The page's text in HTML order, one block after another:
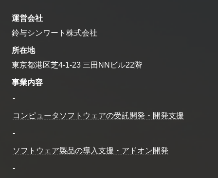
運営会社
鈴与シンワート株式会社
所在地
東京都港区芝4-1-23 三田NNビル22階
事業内容
-
コンピュータソフトウェアの受託開発・開発支援
-
ソフトウェア製品の導入支援・アドオン開発
-